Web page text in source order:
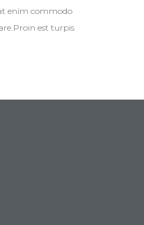
enim commodo
est turpis